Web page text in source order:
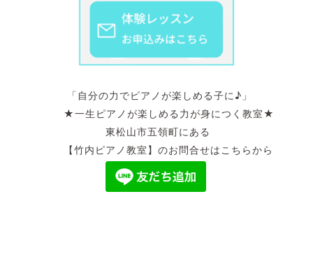
「自分の力でピアノが楽しめる子に♪」
★一生ピアノが楽しめる力が身につく教室★
東松山市五領町にある
【竹内ピアノ教室】のお問合せはこちらから